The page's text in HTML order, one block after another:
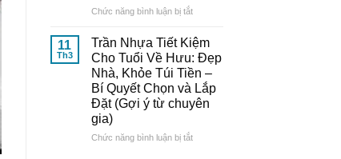
Đô
So
Sánh
Chi
Tiết
Chức năng bình luận bị tắtở
Lợi
Ích
Tuyệt
Vời
Trần
Nhựa
11
Th3
Trần Nhựa Tiết Kiệm
Cho Tuổi Về Hưu: Đẹp
Nhà, Khỏe Túi Tiền –
Bí Quyết Chọn và Lắp
Đặt (Gợi ý từ chuyên
gia)
Chức năng bình luận bị tắtở